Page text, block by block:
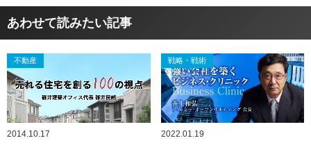
あわせて読みたい記事
不動産
2014.10.17
戦略・戦術
2022.01.19